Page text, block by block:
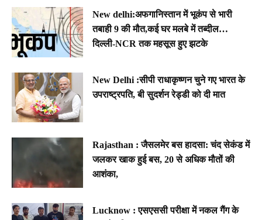
New delhi:अफगानिस्तान में भूकंप से भारी
तबाही 9 की मौत,कई घर मलबे में तब्दील…
दिल्ली-NCR तक महसूस हुए झटके
New Delhi :सीपी राधाकृष्णन चुने गए भारत के
उपराष्ट्रपति, बी सुदर्शन रेड्डी को दी मात
Rajasthan : जैसलमेर बस हादसा: चंद सेकंड में
जलकर खाक हुई बस, 20 से अधिक मौतों की
आशंका,
Lucknow : एसएससी परीक्षा में नकल गैंग के